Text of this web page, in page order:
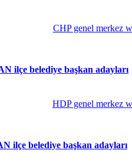
CHP genel merkez
ilçe belediye başkan adayları
HDP genel merkez
ilçe belediye başkan adayları